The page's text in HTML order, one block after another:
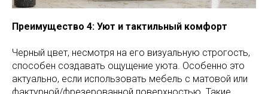
Преимущество 4: Уют и тактильный комфорт
Черный цвет, несмотря на его визуальную строгость,
способен создавать ощущение уюта. Особенно это
актуально, если использовать мебель с матовой или